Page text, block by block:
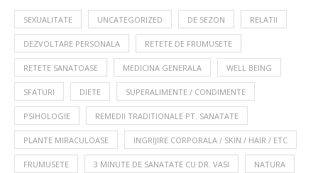
SEXUALITATE UNCATEGORIZED DE SEZON RELATII
DEZVOLTARE PERSONALA RETETE DE FRUMUSETE
RETETE SANATOASE MEDICINA GENERALA WELL BEING
SFATURI DIETE SUPERALIMENTE / CONDIMENTE
PSIHOLOGIE REMEDII TRADITIONALE PT. SANATATE
PLANTE MIRACULOASE INGRIJIRE CORPORALA / SKIN / HAIR / ETC
FRUMUSETE 3 MINUTE DE SANATATE CU DR. VASI NATURA